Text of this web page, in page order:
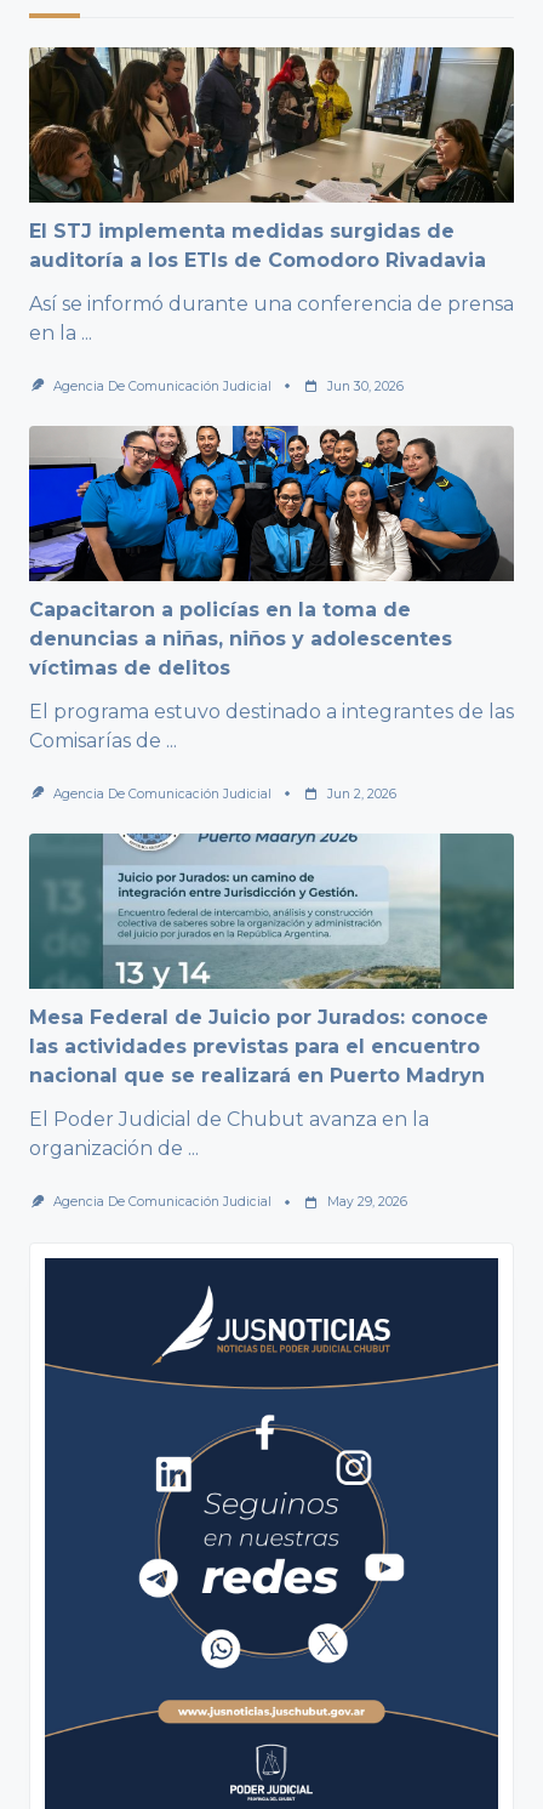
El STJ implementa medidas surgidas de
auditoría a los ETIs de Comodoro Rivadavia
Así se informó durante una conferencia de prensa
en la ...
Agencia De Comunicación Judicial Jun 30, 2026
Capacitaron a policías en la toma de
denuncias a niñas, niños y adolescentes
víctimas de delitos
El programa estuvo destinado a integrantes de las
Comisarías de ...
Agencia De Comunicación Judicial Jun 2, 2026
Mesa Federal de Juicio por Jurados: conoce
las actividades previstas para el encuentro
nacional que se realizará en Puerto Madryn
El Poder Judicial de Chubut avanza en la
organización de ...
Agencia De Comunicación Judicial May 29, 2026